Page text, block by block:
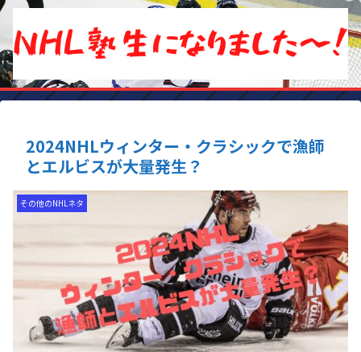
2024NHLウィンター・クラシックで漁師
とエルビスが大量発生？
その他のNHLネタ